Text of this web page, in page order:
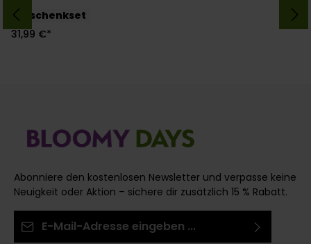
Geschenkset
Forever
31,99 €*
Abonniere den kostenlosen Newsletter und verpasse keine
Neuigkeit oder Aktion – sichere dir zusätzlich 15 % Rabatt.